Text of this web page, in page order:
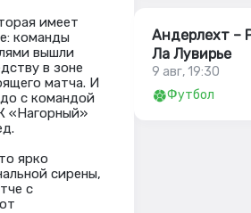
имеет
команды
вышли
в зоне
матча. И
с командой
«Нагорный»
ярко
сирены,
с
Андерлехт –
Ла Лувирье
9 авг, 19:30
Футбол